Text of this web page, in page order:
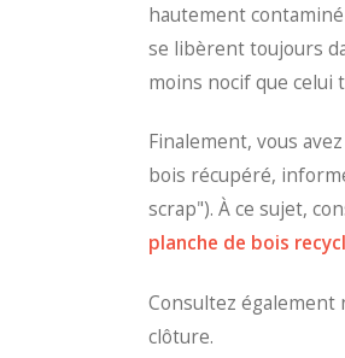
hautement
se libèrent toujours
moins nocif que celui
Finalement, vous
bois récupéré,
scrap"). À ce sujet,
planche de bois
Consultez également
clôture.